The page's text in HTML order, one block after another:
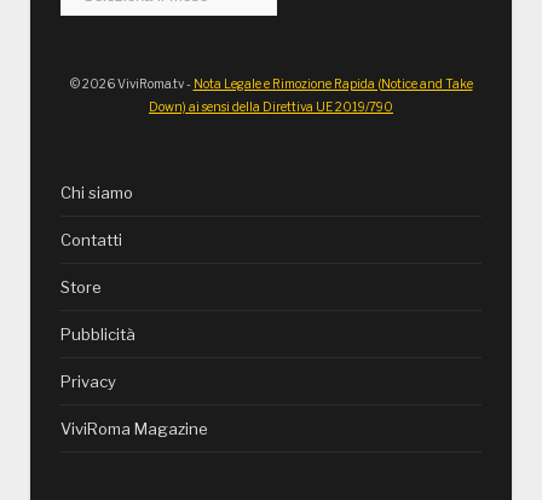
© 2026 ViviRoma.tv - Nota Legale e Rimozione Rapida (Notice and Take
Down) ai sensi della Direttiva UE 2019/790
Chi siamo
Contatti
Store
Pubblicità
Privacy
ViviRoma Magazine